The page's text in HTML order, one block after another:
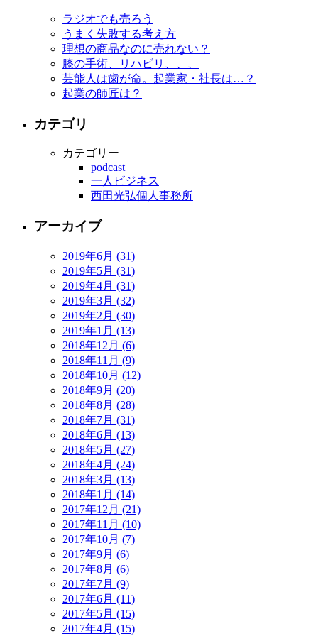
ラジオでも売ろう
うまく失敗する考え方
理想の商品なのに売れない？
膝の手術、リハビリ、、、
芸能人は歯が命。起業家・社長は…？
起業の師匠は？
カテゴリ
カテゴリー
podcast
一人ビジネス
西田光弘個人事務所
アーカイブ
2019年6月 (31)
2019年5月 (31)
2019年4月 (31)
2019年3月 (32)
2019年2月 (30)
2019年1月 (13)
2018年12月 (6)
2018年11月 (9)
2018年10月 (12)
2018年9月 (20)
2018年8月 (28)
2018年7月 (31)
2018年6月 (13)
2018年5月 (27)
2018年4月 (24)
2018年3月 (13)
2018年1月 (14)
2017年12月 (21)
2017年11月 (10)
2017年10月 (7)
2017年9月 (6)
2017年8月 (6)
2017年7月 (9)
2017年6月 (11)
2017年5月 (15)
2017年4月 (15)